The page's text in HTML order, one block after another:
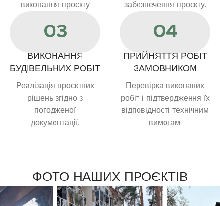
виконання проєкту
забезпечення проєкту.
03
ВИКОНАННЯ
БУДІВЕЛЬНИХ РОБІТ
Реалізація проєктних
рішень згідно з
погодженої
документації.
04
ПРИЙНЯТТЯ РОБІТ
ЗАМОВНИКОМ
Перевірка виконаних
робіт і підтвердження їх
відповідності технічним
вимогам.
ФОТО НАШИХ ПРОЄКТІВ